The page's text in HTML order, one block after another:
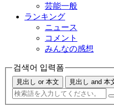
芸能一般
ランキング
ニュース
コメント
みんなの感想
검색어 입력폼
見出し or 本文 見出し and 本